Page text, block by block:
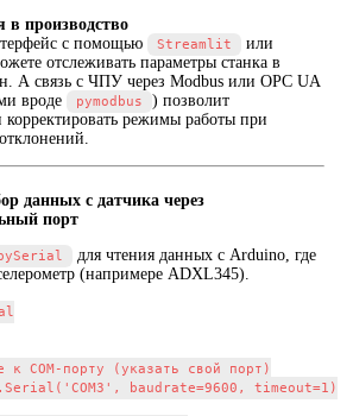
в производство
с помощью
Streamlit или
отслеживать параметры станка в
А связь с ЧПУ через Modbus или OPC UA
вроде
pymodbus
) позволит
корректировать режимы работы при
данных с датчика через
порт
для чтения данных с Arduino, где
(напримере ADXL345).
к COM-порту (указать свой порт)
baudrate=9600, timeout=1)